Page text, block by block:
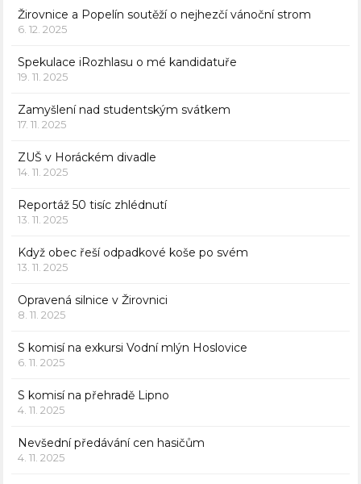
Žirovnice a Popelín soutěží o nejhezčí vánoční strom
6. 12. 2025
Spekulace iRozhlasu o mé kandidatuře
19. 11. 2025
Zamyšlení nad studentským svátkem
17. 11. 2025
ZUŠ v Horáckém divadle
14. 11. 2025
Reportáž 50 tisíc zhlédnutí
13. 11. 2025
Když obec řeší odpadkové koše po svém
13. 11. 2025
Opravená silnice v Žirovnici
8. 11. 2025
S komisí na exkursi Vodní mlýn Hoslovice
6. 11. 2025
S komisí na přehradě Lipno
4. 11. 2025
Nevšední předávání cen hasičům
4. 11. 2025